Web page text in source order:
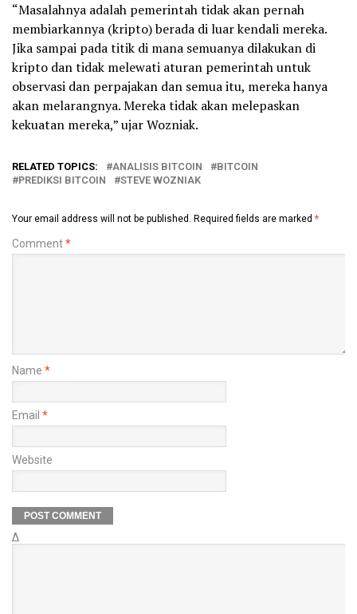
“Masalahnya adalah pemerintah tidak akan pernah
membiarkannya (kripto) berada di luar kendali mereka.
Jika sampai pada titik di mana semuanya dilakukan di
kripto dan tidak melewati aturan pemerintah untuk
observasi dan perpajakan dan semua itu, mereka hanya
akan melarangnya. Mereka tidak akan melepaskan
kekuatan mereka,” ujar Wozniak.
RELATED TOPICS: ANALISIS BITCOIN
BITCOIN
PREDIKSI BITCOIN
STEVE WOZNIAK
Your email address will not be published. Required fields are marked *
Comment*
Name *
Email *
Website
Δ